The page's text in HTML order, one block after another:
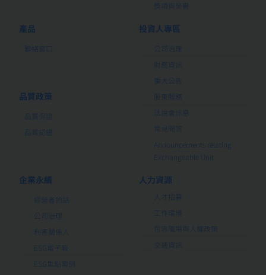
獎項與榮譽
產品
聯絡窗口
品質政策
品質保證
品質認證
投資人專區
公司治理
財務資訊
重大公告
股東服務
法說會訊息
常見問答
Announcements relating
Exchangeable Unit
企業永續
經營者的話
公司治理
利害關係人
ESG電子報
ESG焦點案例
人力資源
人才招募
工作環境
包容職場與人權政策
交通資訊